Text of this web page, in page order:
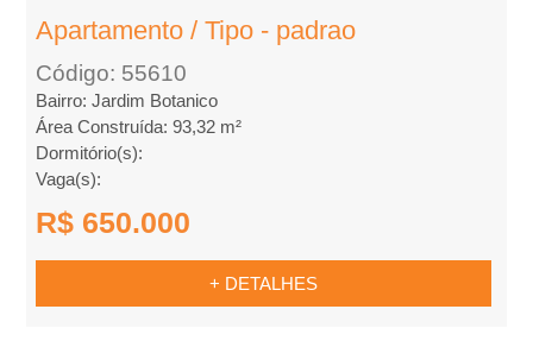
Apartamento / Tipo - padrao
Código: 55610
Bairro: Jardim Botanico
Área Construída: 93,32 m²
Dormitório(s):
Vaga(s):
R$ 650.000
+ DETALHES